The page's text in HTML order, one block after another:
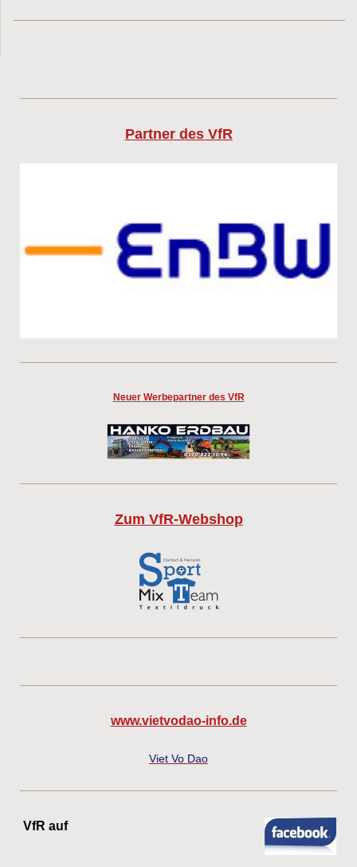
Partner des VfR
Neuer Werbepartner des VfR
Zum VfR-Webshop
www.vietvodao-info.de
Viet Vo Dao
VfR auf